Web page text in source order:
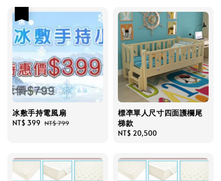
冰敷手持電風扇
Sale
NT$ 399 Regular
NT$ 799
標凖單人尺寸四面護欄尾
梯款
Regular
NT$ 20,500